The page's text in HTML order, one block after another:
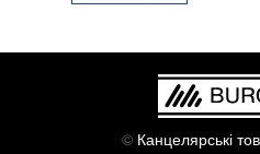
© Канцелярські